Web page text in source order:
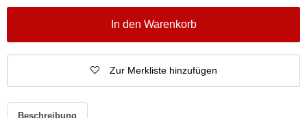
In den Warenkorb
Zur Merkliste hinzufügen
Beschreibung